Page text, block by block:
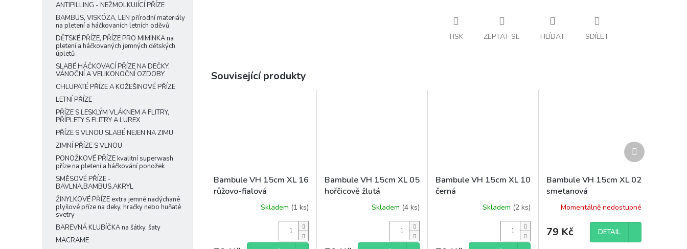
ANTIPILLING - NEŽMOLKUJÍCÍ PŘÍZE
BAMBUS, VISKÓZA, LEN přírodní materiály
na pletení a háčkovaních letních oděvů
DĚTSKÉ PŘÍZE, PŘÍZE PRO MIMINKA na
pletení a háčkovaných jemných dětských
úpletů
SLABÉ HÁČKOVACÍ PŘÍZE NA DEČKY,
VÁNOČNÍ A VELIKONOČNÍ OZDOBY
CHLUPATÉ PŘÍZE A KOŽEŠINOVÉ PŘÍZE
LETNÍ PŘÍZE
PŘÍZE S LESKLÝM VLÁKNEM A FLITRY,
PŘÍPLETY S FLITRY A LUREX
PŘÍZE S VLNOU SLABÉ NEJEN NA ZIMU
ZIMNÍ PŘÍZE S VLNOU
PONOŽKOVÉ PŘÍZE kvalitní superwash
příze na pletení a háčkování ponožek
SMĚSOVÉ PŘÍZE -
BAVLNA,BAMBUS,AKRYL
ŽINYLKOVÉ PŘÍZE extra jemné nadýchané
plyšové příze na deky, hračky nebo huňaté
svetry
BAREVNÁ KLUBÍČKA na šátky, šaty
MACRAME
TISK ZEPTAT SE HLÍDAT SDÍLET
Související produkty
Bambule VH 15cm XL 16
růžovo-fialová
Skladem (1 ks)
Bambule VH 15cm XL 05
hořčicově žlutá
Skladem (4 ks)
Bambule VH 15cm XL 10
černá
Skladem (2 ks)
Bambule VH 15cm XL 02
smetanová
Momentálně nedostupné
79 Kč DETAIL
Další
produkt